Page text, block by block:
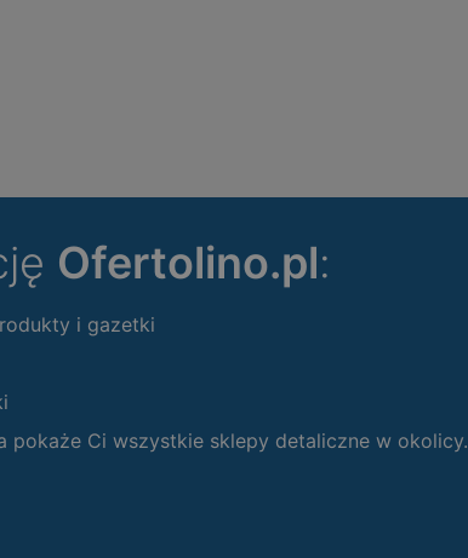
Ofertolino.pl:
i gazetki
pokaże Ci wszystkie sklepy detaliczne w okolicy.